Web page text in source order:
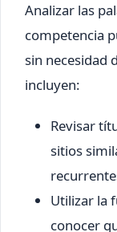
Analizar las
competencia
sin necesidad
incluyen:
Revisar
sitios
Utilizar la
conocer